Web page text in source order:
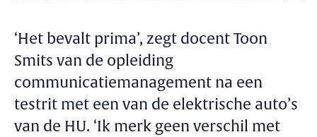
‘Het bevalt prima’, zegt docent Toon
Smits van de opleiding
communicatiemanagement na een
testrit met een van de elektrische auto’s
van de HU. ‘Ik merk geen verschil met